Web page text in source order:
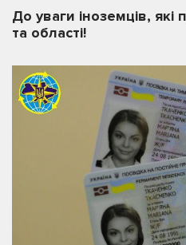
До уваги іноземців,
та області!